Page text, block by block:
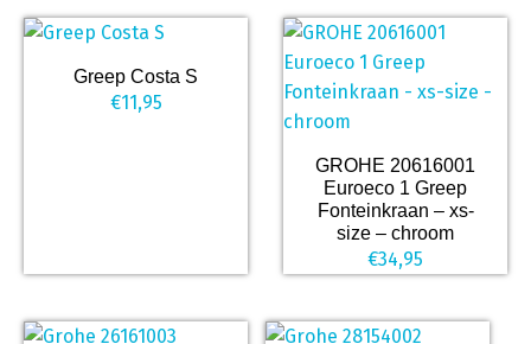
Greep Costa S
€11,95
GROHE 20616001
Euroeco 1 Greep
Fonteinkraan – xs-
size – chroom
€34,95